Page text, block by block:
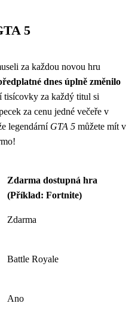
5
za každou novou hru
dnes úplně změnilo
tisícovky za každý titul si
za cenu jedné večeře v
legendární GTA 5 můžete mít v
Zdarma dostupná hra
(Příklad: Fortnite)
Zdarma
Battle Royale
Ano